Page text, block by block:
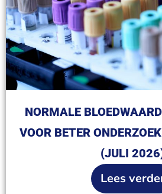
NORMALE
VOOR BETER
(JULI
Lees